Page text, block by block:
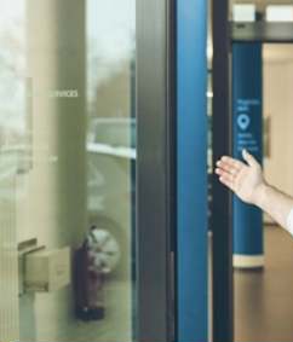
Skip to main content
Skip to footer